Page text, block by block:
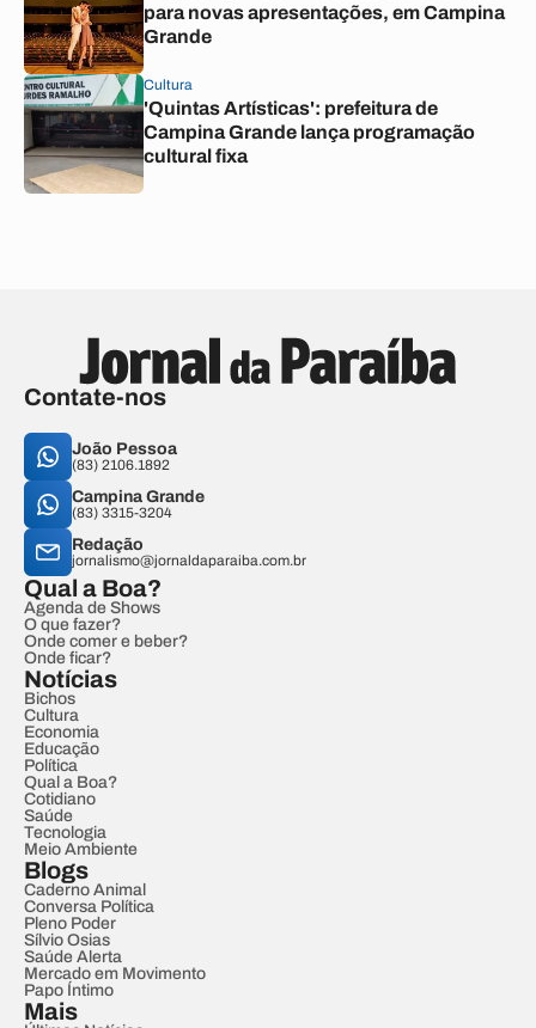
para novas apresentações, em Campina
Grande
Cultura
'Quintas Artísticas': prefeitura de
Campina Grande lança programação
cultural fixa
Contate-nos
João Pessoa
(83) 2106.1892
Campina Grande
(83) 3315-3204
Redação
jornalismo@jornaldaparaiba.com.br
Qual a Boa?
Agenda de Shows
O que fazer?
Onde comer e beber?
Onde ficar?
Notícias
Bichos
Cultura
Economia
Educação
Política
Qual a Boa?
Cotidiano
Saúde
Tecnologia
Meio Ambiente
Blogs
Caderno Animal
Conversa Política
Pleno Poder
Sílvio Osias
Saúde Alerta
Mercado em Movimento
Papo Íntimo
Mais